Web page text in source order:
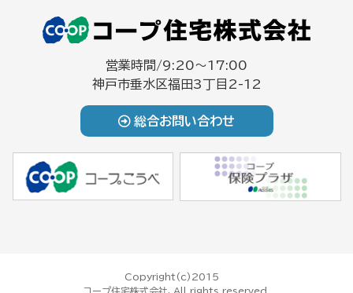
営業時間/9:20～17:00
神戸市垂水区福田3丁目2-12
総合お問い合わせ
Copyright(c)2015
コープ住宅株式会社, All rights reserved.